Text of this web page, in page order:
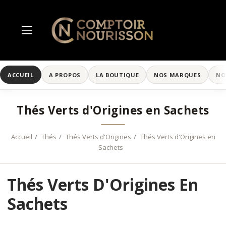
ACCUEIL A PROPOS LA BOUTIQUE NOS MARQUES
Thés Verts d'Origines en Sachets
Accueil Thés Thés Verts d'Origines
Thés Verts d'Origines en
Sachets
Thés Verts D'Origines En
Sachets